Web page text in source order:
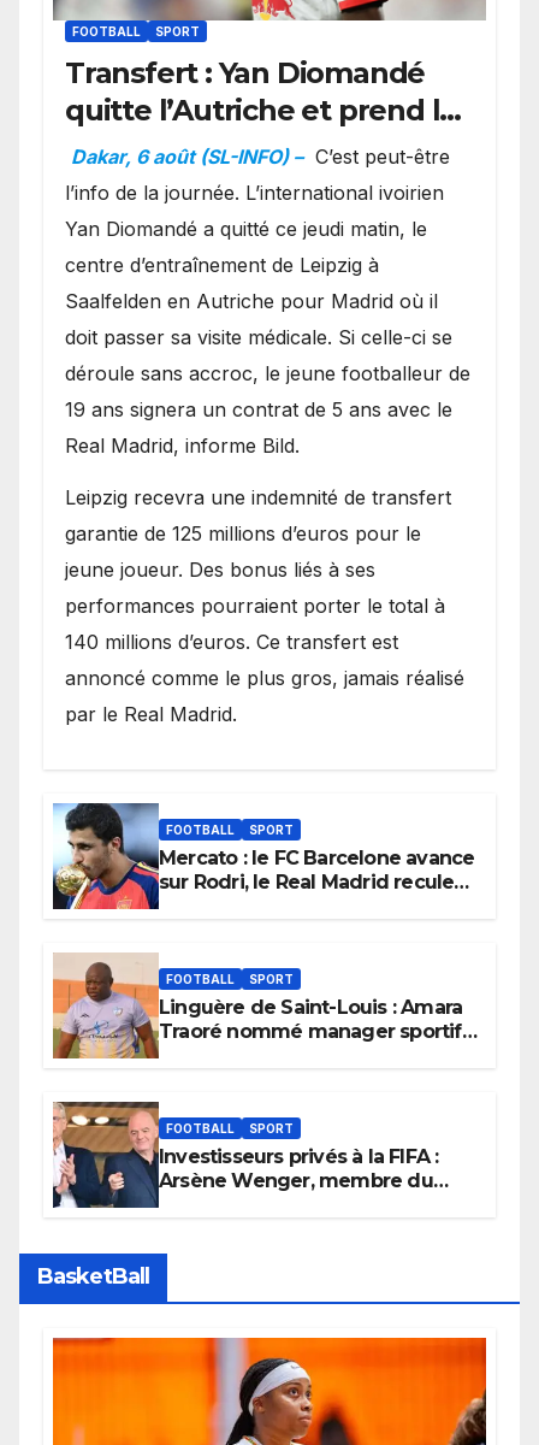
FOOTBALL SPORT
Transfert : Yan Diomandé
quitte l’Autriche et prend la
direction de Madrid
Dakar, 6 août (SL-INFO) – C’est peut-être
l’info de la journée. L’international ivoirien
Yan Diomandé a quitté ce jeudi matin, le
centre d’entraînement de Leipzig à
Saalfelden en Autriche pour Madrid où il
doit passer sa visite médicale. Si celle-ci se
déroule sans accroc, le jeune footballeur de
19 ans signera un contrat de 5 ans avec le
Real Madrid, informe Bild.
Leipzig recevra une indemnité de transfert
garantie de 125 millions d’euros pour le
jeune joueur. Des bonus liés à ses
performances pourraient porter le total à
140 millions d’euros. Ce transfert est
annoncé comme le plus gros, jamais réalisé
par le Real Madrid.
FOOTBALL SPORT
Mercato : le FC Barcelone avance
sur Rodri, le Real Madrid recule
FOOTBALL SPORT
Linguère de Saint-Louis : Amara
Traoré nommé manager sportif
FOOTBALL SPORT
Investisseurs privés à la FIFA :
Arsène Wenger, membre du
BasketBall